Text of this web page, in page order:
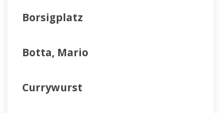
Borsigplatz
Botta, Mario
Currywurst